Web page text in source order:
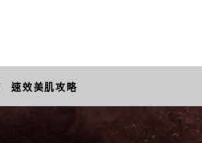
速效美肌攻略